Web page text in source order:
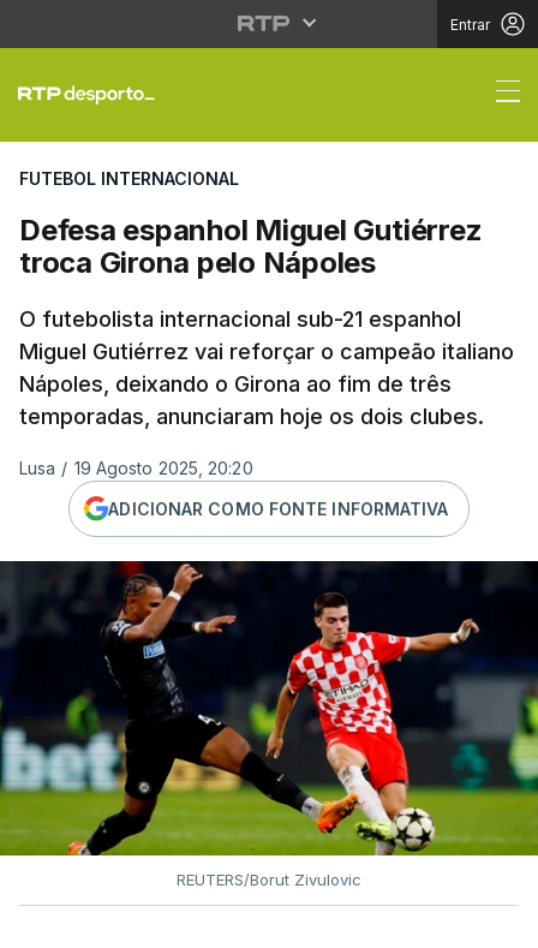
Entrar
Defesa espanhol
FUTEBOL INTERNACIONAL
Defesa espanhol Miguel Gutiérrez
troca Girona pelo Nápoles
O futebolista internacional sub-21 espanhol
Miguel Gutiérrez vai reforçar o campeão italiano
Nápoles, deixando o Girona ao fim de três
temporadas, anunciaram hoje os dois clubes.
Lusa / 19 Agosto 2025, 20:20
ADICIONAR COMO FONTE INFORMATIVA
REUTERS/Borut Zivulovic